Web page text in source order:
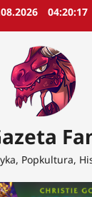
04:20:19
Popkultura,